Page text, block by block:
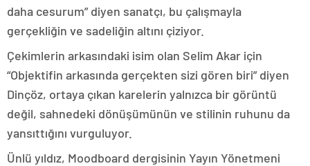
daha cesurum” diyen sanatçı, bu çalışmayla
gerçekliğin ve sadeliğin altını çiziyor.
Çekimlerin arkasındaki isim olan Selim Akar için
“Objektifin arkasında gerçekten sizi gören biri” diyen
Dinçöz, ortaya çıkan karelerin yalnızca bir görüntü
değil, sahnedeki dönüşümünün ve stilinin ruhunu da
yansıttığını vurguluyor.
Ünlü yıldız, Moodboard dergisinin Yayın Yönetmeni